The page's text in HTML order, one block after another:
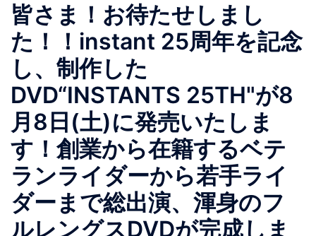
皆さま！お待たせしまし
た！！instant 25周年を記念
し、制作した
DVD“INSTANTS 25TH"が8
月8日(土)に発売いたしま
す！創業から在籍するベテ
ランライダーから若手ライ
ダーまで総出演、渾身のフ
ルレングスDVDが完成しま